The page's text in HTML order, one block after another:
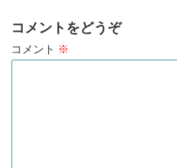
コメントをどうぞ
コメント ※